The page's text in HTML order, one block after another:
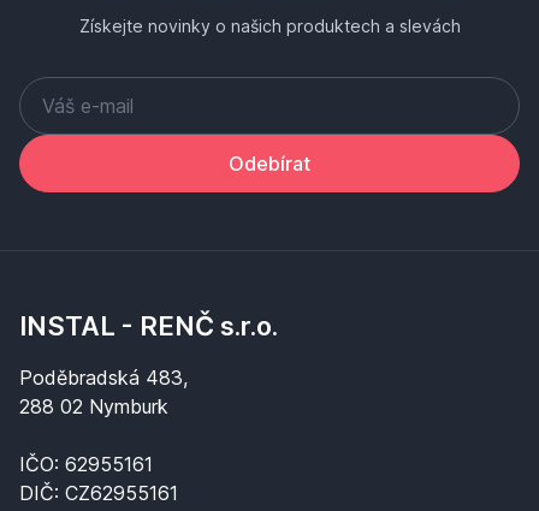
Získejte novinky o našich produktech a slevách
Odebírat
INSTAL - RENČ s.r.o.
Poděbradská 483,
288 02 Nymburk
IČO: 62955161
DIČ: CZ62955161